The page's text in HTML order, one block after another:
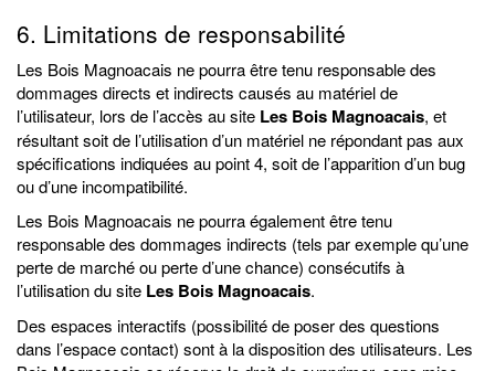
6. Limitations de responsabilité
Les Bois Magnoacais ne pourra être tenu responsable des
dommages directs et indirects causés au matériel de
l’utilisateur, lors de l’accès au site Les Bois Magnoacais, et
résultant soit de l’utilisation d’un matériel ne répondant pas aux
spécifications indiquées au point 4, soit de l’apparition d’un bug
ou d’une incompatibilité.
Les Bois Magnoacais ne pourra également être tenu
responsable des dommages indirects (tels par exemple qu’une
perte de marché ou perte d’une chance) consécutifs à
l’utilisation du site Les Bois Magnoacais.
Des espaces interactifs (possibilité de poser des questions
dans l’espace contact) sont à la disposition des utilisateurs. Les